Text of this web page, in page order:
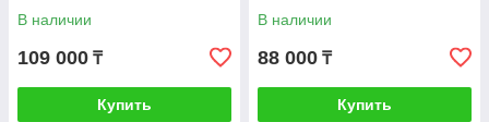
В наличии
109 000 ₸
Купить
В наличии
88 000 ₸
Купить